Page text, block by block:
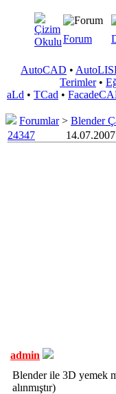
Forum
AutoCAD •
Terimler•
aLd • TCad •
Forumlar> Blender
24347
admin
Blender ile 3D yemek
alınmıştır)